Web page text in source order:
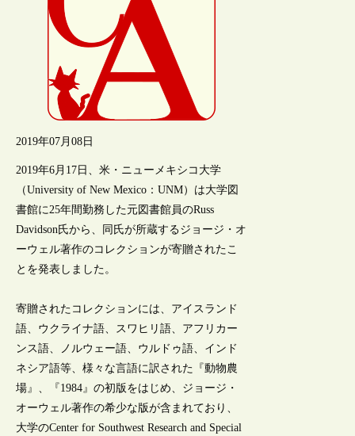
2019年07月08日
2019年6月17日、米・ニューメキシコ大学
（University of New Mexico：UNM）は大学図
書館に25年間勤務した元図書館員のRuss
Davidson氏から、同氏が所蔵するジョージ・オ
ーウェル著作のコレクションが寄贈されたこ
とを発表しました。
寄贈されたコレクションには、アイスランド
語、ウクライナ語、スワヒリ語、アフリカー
ンス語、ノルウェー語、ウルドゥ語、インド
ネシア語等、様々な言語に訳された『動物農
場』、『1984』の初版をはじめ、ジョージ・
オーウェル著作の希少な版が含まれており、
大学のCenter for Southwest Research and Special